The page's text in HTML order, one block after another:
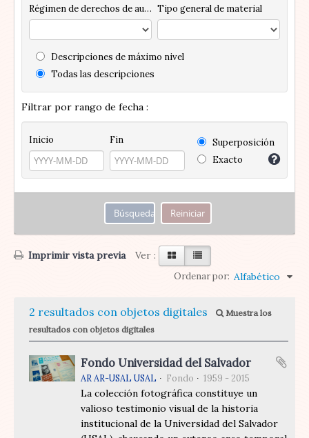
Régimen de derechos de autor Tipo general de material
Descripciones de máximo nivel
Todas las descripciones
Filtrar por rango de fecha :
Inicio Fin
Superposición
Exacto
Imprimir vista previa Ver :
Ordenar por: Alfabético
2 resultados con objetos digitales
Muestra los
resultados con objetos digitales
Fondo Universidad del Salvador
AR AR-USAL USAL Fondo 1959 - 2015
La colección fotográfica constituye un
valioso testimonio visual de la historia
institucional de la Universidad del Salvador